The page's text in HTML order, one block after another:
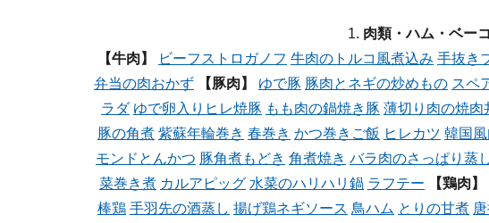
1. 肉類・ハム・ベー
【牛肉】
ビーフストロガノフ 牛肉のトルコ風煮込み 手抜き
弁当の肉おかず
【豚肉】 ゆで豚 豚肉とネギの炒めもの スペ
ラダ ゆで卵入りヒレ焼豚 もも肉の鍋焼き豚 薄切り肉の焼肉
豚の角煮 紫蘇年輪巻き 春巻き かつ巻きご飯 ヒレカツ 韓国
モンドとんかつ 豚角煮もどき 角煮焼き バラ肉のさっぱり蒸
菜巻き煮 カルアピッグ 水菜のハリハリ鍋 ラフテー 【鶏肉】
棒鶏 手羽先の酒蒸し 揚げ鶏ネギソース 鳥ハム とりの甘煮